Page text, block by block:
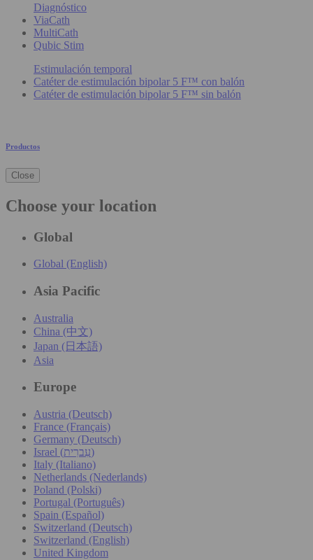
Diagnóstico
ViaCath
MultiCath
Qubic Stim
Estimulación temporal
Catéter de estimulación bipolar 5 F™ con balón
Catéter de estimulación bipolar 5 F™ sin balón
Productos
Close
Choose your location
Global
Global (English)
Asia Pacific
Australia
China (中文)
Japan (日本語)
Asia
Europe
Austria (Deutsch)
France (Français)
Germany (Deutsch)
Israel (עִברִית)
Italy (Italiano)
Netherlands (Nederlands)
Poland (Polski)
Portugal (Português)
Spain (Español)
Switzerland (Deutsch)
Switzerland (English)
United Kingdom